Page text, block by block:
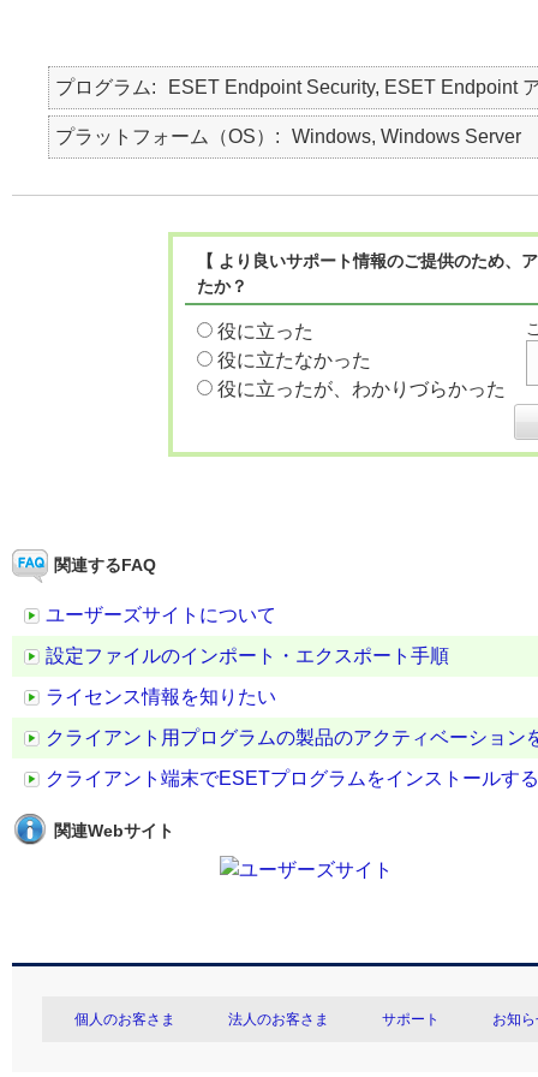
プログラム ESET Endpoint Security, ESET Endpoint
プラットフォーム（OS） Windows, Windows Server
【 より良いサポート情報のご提供のため
たか？
役に立った
役に立たなかった
役に立ったが、わかりづらかった
関連するFAQ
ユーザーズサイトについて
設定ファイルのインポート・エクスポート手順
ライセンス情報を知りたい
クライアント用プログラムの製品のアクティベーション
クライアント端末でESETプログラムをインストールす
関連Webサイト
個人のお客さま 法人のお客さま サポート お知